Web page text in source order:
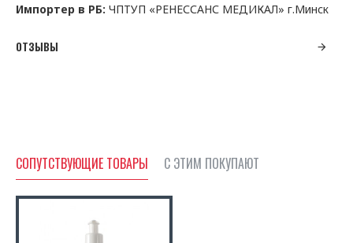
Импортер в РБ: ЧПТУП «РЕНЕССАНС МЕДИКАЛ» г.Минск
ОТЗЫВЫ
СОПУТСТВУЮЩИЕ ТОВАРЫ С ЭТИМ ПОКУПАЮТ